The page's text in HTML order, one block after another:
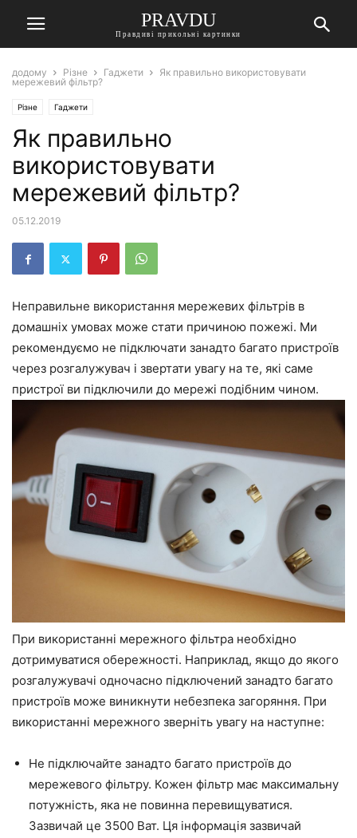
PRAVDU
Правдиві прикольні картинки
додому Різне Гаджети
Як правильно використовувати
мережевий фільтр?
Різне Гаджети
Як правильно
використовувати
мережевий фільтр?
05.12.2019
Неправильне використання мережевих фільтрів в
домашніх умовах може стати причиною пожежі. Ми
рекомендуємо не підключати занадто багато пристроїв
через розгалужувач і звертати увагу на те, які саме
пристрої ви підключили до мережі подібним чином.
При використанні мережного фільтра необхідно
дотримуватися обережності. Наприклад, якщо до якого
розгалужувачі одночасно підключений занадто багато
пристроїв може виникнути небезпека загоряння. При
використанні мережного зверніть увагу на наступне:
Не підключайте занадто багато пристроїв до
мережевого фільтру. Кожен фільтр має максимальну
потужність, яка не повинна перевищуватися.
Зазвичай це 3500 Ват. Ця інформація зазвичай